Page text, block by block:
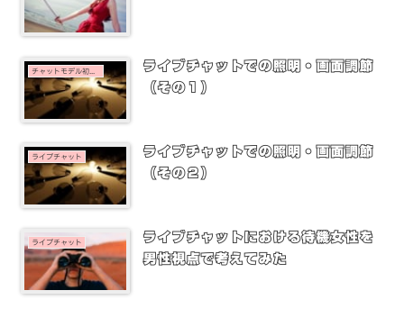
ライブチャットでの照明・画面調節
（その１）
ライブチャット
ライブチャットでの照明・画面調節
（その２）
ライブチャット
ライブチャットにおける待機女性を
男性視点で考えてみた